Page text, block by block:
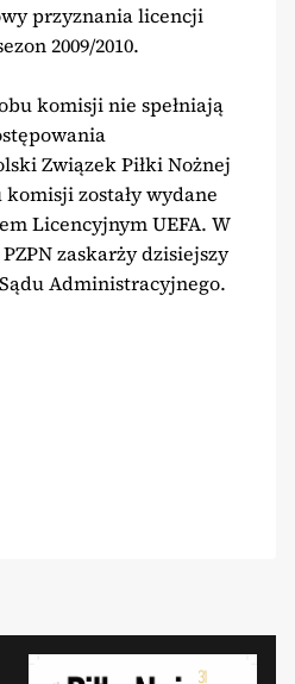
przyznania licencji
2009/2010.
komisji nie spełniają
Związek Piłki Nożnej
zostały wydane
Licencyjnym UEFA. W
zaskarży dzisiejszy
Administracyjnego.